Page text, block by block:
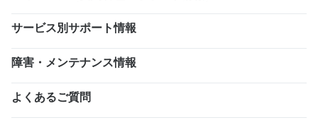
サービス別サポート情報
障害・メンテナンス情報
よくあるご質問